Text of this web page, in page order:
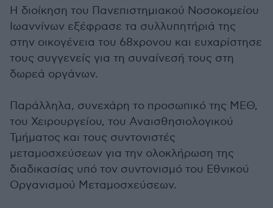
Η διοίκηση του Πανεπιστημιακού Νοσοκομείου
Ιωαννίνων εξέφρασε τα συλλυπητήριά της
στην οικογένεια του 68χρονου και ευχαρίστησε
τους συγγενείς για τη συναίνεσή τους στη
δωρεά οργάνων.
Παράλληλα, συνεχάρη το προσωπικό της ΜΕΘ,
του Χειρουργείου, του Αναισθησιολογικού
Τμήματος και τους συντονιστές
μεταμοσχεύσεων για την ολοκλήρωση της
διαδικασίας υπό τον συντονισμό του Εθνικού
Οργανισμού Μεταμοσχεύσεων.